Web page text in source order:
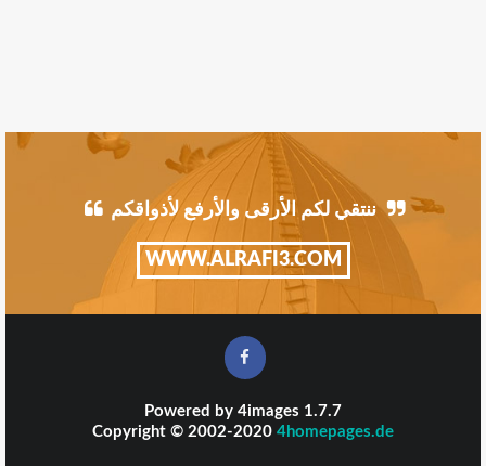
ننتقي لكم الأرقى والأرفع لأذواقكم
WWW.ALRAFI3.COM
Powered by 4images 1.7.7
Copyright © 2002-2020 4homepages.de